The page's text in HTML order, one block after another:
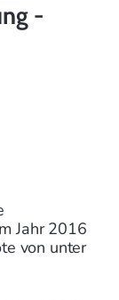
-
Jahr 2016
von unter